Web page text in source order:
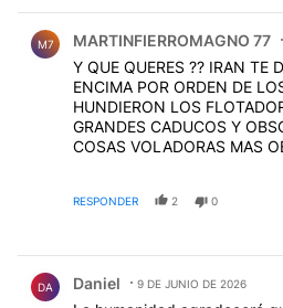
M7 MARTINFIERROMAGNO 77
Y QUE QUERES ?? IRAN TE DIO UNA PALIZA ENORME
ENCIMA POR ORDEN DE
HUNDIERON LOS FLOTADORES TERMONUCLEARES
GRANDES CADUCOS Y OBSOLETOS LLENOS DE
COSAS VOLADORAS MAS
NI EL F35 Y EL F 22
RESPONDER 2 0
DA Daniel 9 DE JUNIO DE 2026